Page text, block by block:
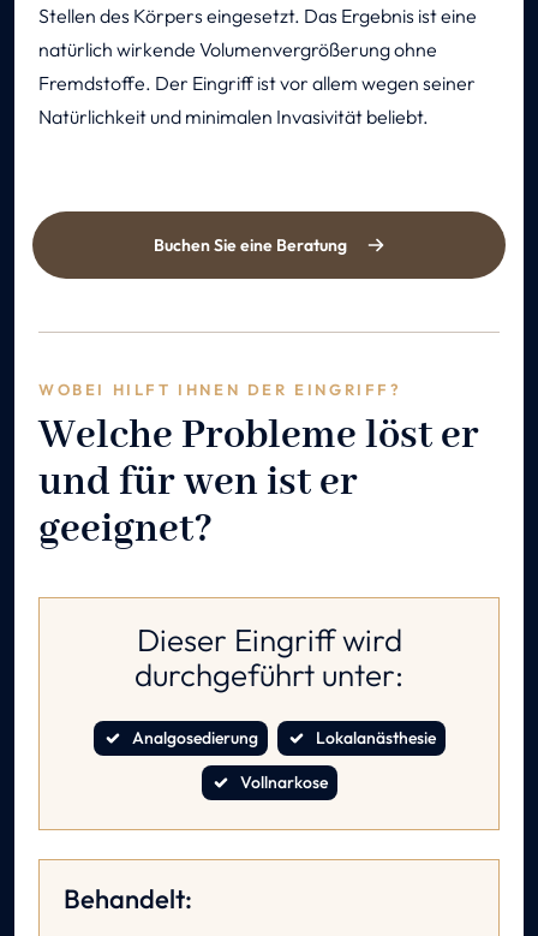
Stellen des Körpers eingesetzt. Das Ergebnis ist eine
natürlich wirkende Volumenvergrößerung ohne
Fremdstoffe. Der Eingriff ist vor allem wegen seiner
Natürlichkeit und minimalen Invasivität beliebt.
Buchen Sie eine Beratung
WOBEI HILFT IHNEN DER EINGRIFF?
Welche Probleme löst er
und für wen ist er
geeignet?
Dieser Eingriff wird
durchgeführt unter:
Analgosedierung Lokalanästhesie
Vollnarkose
Behandelt: